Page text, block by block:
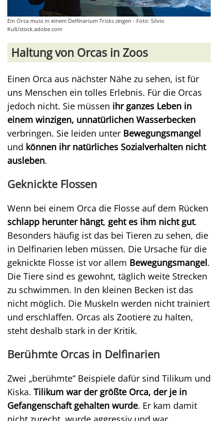
Ein Orca muss in einem Delfinarium Tricks zeigen - Foto: Silvio
Kuß/stock.adobe.com
Haltung von Orcas in Zoos
Einen Orca aus nächster Nähe zu sehen, ist für
uns Menschen ein tolles Erlebnis. Für die Orcas
jedoch nicht. Sie müssen ihr ganzes Leben in
einem winzigen, unnatürlichen Wasserbecken
verbringen. Sie leiden unter Bewegungsmangel
und können ihr natürliches Sozialverhalten nicht
ausleben.
Geknickte Flossen
Wenn bei einem Orca die Flosse auf dem Rücken
schlapp herunter hängt, geht es ihm nicht gut.
Besonders häufig ist das bei Tieren zu sehen, die
in Delfinarien leben müssen. Die Ursache für die
geknickte Flosse ist vor allem Bewegungsmangel.
Die Tiere sind es gewohnt, täglich weite Strecken
zu schwimmen. In den kleinen Becken ist das
nicht möglich. Die Muskeln werden nicht trainiert
und erschlaffen. Orcas als Zootiere zu halten,
steht deshalb stark in der Kritik.
Berühmte Orcas in Delfinarien
Zwei „berühmte“ Beispiele dafür sind Tilikum und
Kiska. Tilikum war der größte Orca, der je in
Gefangenschaft gehalten wurde. Er kam damit